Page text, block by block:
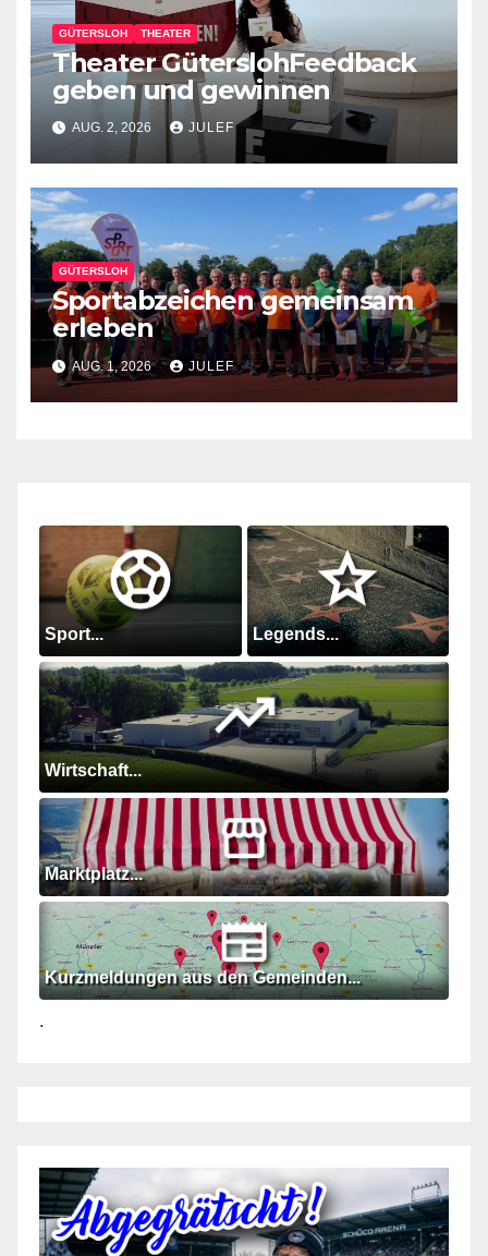
GÜTERSLOH THEATER
Theater GüterslohFeedback
geben und gewinnen
AUG. 2, 2026 JULEF
GÜTERSLOH
Sportabzeichen gemeinsam
erleben
AUG. 1, 2026 JULEF
Sport... Legends...
Wirtschaft...
Marktplatz...
Kurzmeldungen aus den Gemeinden...
.